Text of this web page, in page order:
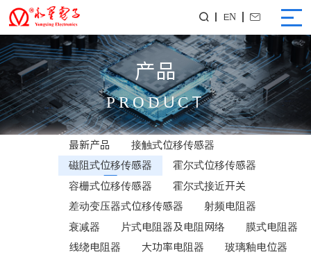
 EN 
产品
PRODUCT
最新产品
接触式位移传感器
磁阻式位移传感器
霍尔式位移传感器
容栅式位移传感器
霍尔式接近开关
差动变压器式位移传感器
射频电阻器
衰减器
片式电阻器及电阻网络
膜式电阻器
线绕电阻器
大功率电阻器
玻璃釉电位器